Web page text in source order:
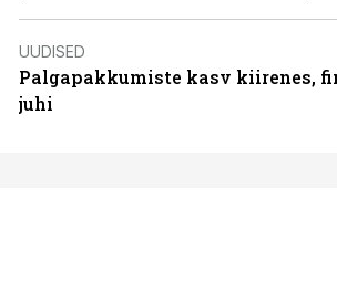
UUDISED
Palgapakkumiste kasv kiirenes,
juhi